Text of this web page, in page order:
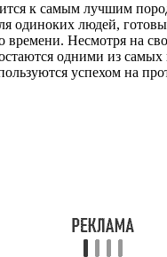
к самым лучшим
одиноких людей,
времени. Несмотря на
одними из
успехом на